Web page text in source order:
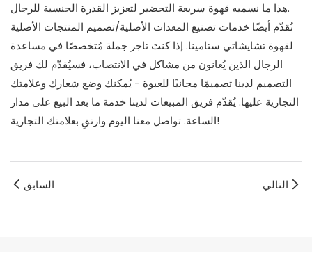
هذا ما نسميه قهوة سريعة التحضير لتعزيز القدرة الجنسية للرجال.
نُقدّم أيضًا خدمات تصنيع المعدات الأصلية/تصميم المنتجات الأصلية
لقهوة تشايشاتي ستامينا. إذا كنتَ تاجر جملة مُتخصصًا في مساعدة
الرجال الذين يُعانون من مشاكل في الانتصاب، فسيُقدّم لك فريق
التصميم لدينا تصميمًا مجانيًا للعبوة - يُمكنك وضع شعارك وعلامتك
التجارية عليها. يُقدّم فريق المبيعات لدينا خدمة ما بعد البيع على مدار
الساعة. تواصل معنا اليوم وارتقِ بعلامتك التجارية!
السابق التالي